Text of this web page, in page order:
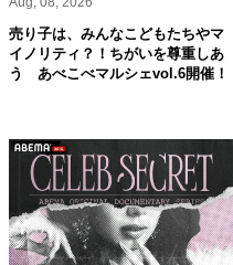
売り子は、みんなこどもたちやマ
イノリティ？！ちがいを尊重しあ
う あべこべマルシェvol.6開催！